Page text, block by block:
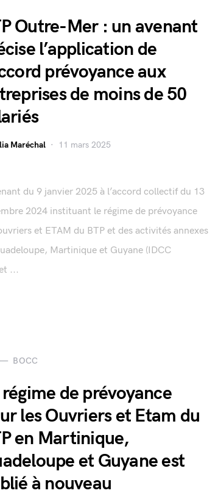
Outre-Mer : un avenant
l’application de
prévoyance aux
de moins de 50
Maréchal 11 mars 2025
du 9 janvier 2025 à l’accord collectif du 13
2024 instituant le régime de prévoyance
et ETAM du BTP et des activités annexes
Martinique et Guyane (IDCC
...
BOCC
régime de prévoyance
les Ouvriers et Etam du
en Martinique,
et Guyane est
à nouveau